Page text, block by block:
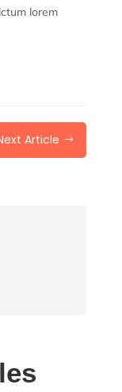
lorem
Article $